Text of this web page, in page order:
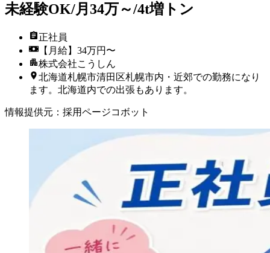
未経験OK/月34万～/4t増トン
正社員
【月給】34万円〜
株式会社こうしん
北海道札幌市清田区札幌市内・近郊での勤務になり
ます。北海道内での出張もあります。
情報提供元 ： 採用ページコボット